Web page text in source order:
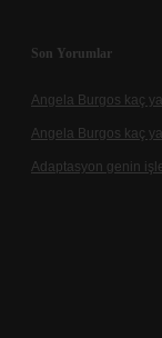
Son Yorumlar
Angela Burgos kaç
Angela Burgos kaç
Adaptasyon genin